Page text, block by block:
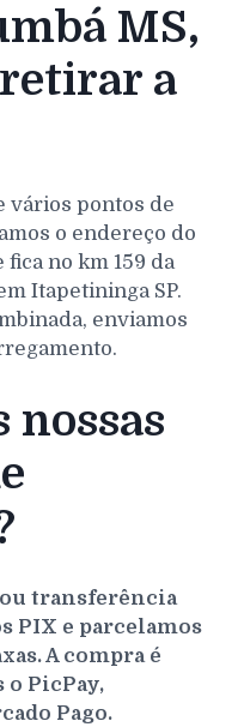
MS,
a
vários pontos de
o endereço do
no km 159 da
Itapetininga SP.
enviamos
nossas
transferência
PIX e parcelamos
A compra é
o PicPay,
Pago.